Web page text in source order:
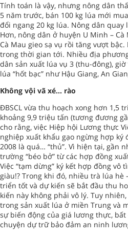
Tính toán là vậy, nhưng nông dân
5 năm trước, bán 100 kg lúa mới
đổi ngang 20 kg lúa. Nông dân quay
Hơn, nông dân ở huyện U Minh –
Cà Mau gieo sạ vụ rồi tăng vượt
trong thời gian tới. Nhiều địa
dân sản xuất lúa vụ 3 (thu-đông), giờ
lúa “hốt bạc” như Hậu Giang, An
Không vội vã xé... rào
ĐBSCL vừa thu hoạch xong hơn 1,5
khoảng 9,9 triệu tấn (tương đương
cho rằng, việc Hiệp hội Lương thực
nghiệp xuất khẩu gạo ngừng hợp ký
2008 là quá… “thủ”. Vì hiện tại, gần
trường “béo bở” từ các hợp đồng
Việc “tạm dừng” ký kết hợp đồng vô
giàu!? Trong khi đó, nhiều trà lúa hè
triển tốt và dự kiến sẽ bắt đầu thu
kiến này không phải vô lý. Tuy
trong sản xuất lúa ở miền Trung và
sự biến động của giá lương thực,
chuyện dự trữ bảo đảm an ninh